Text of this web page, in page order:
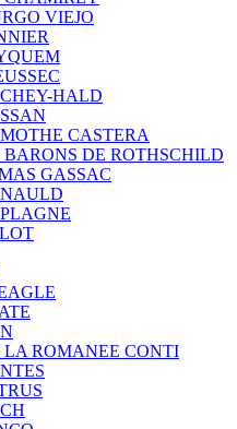
VIEJO
HALD
CASTERA
DE ROTHSCHILD
GASSAC
ROMANEE CONTI